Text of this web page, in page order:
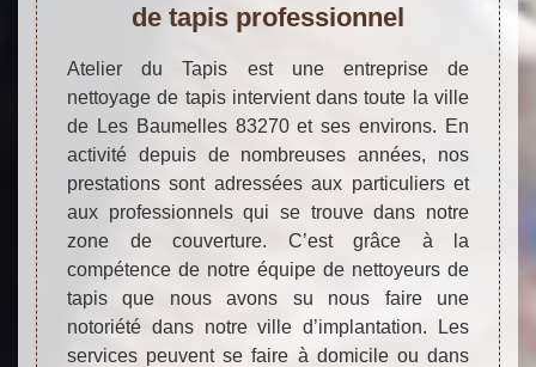
de tapis professionnel
Atelier du Tapis est une entreprise de
nettoyage de tapis intervient dans toute la ville
de Les Baumelles 83270 et ses environs. En
activité depuis de nombreuses années, nos
prestations sont adressées aux particuliers et
aux professionnels qui se trouve dans notre
zone de couverture. C’est grâce à la
compétence de notre équipe de nettoyeurs de
tapis que nous avons su nous faire une
notoriété dans notre ville d’implantation. Les
services peuvent se faire à domicile ou dans